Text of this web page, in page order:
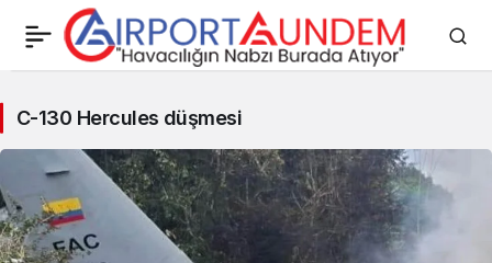
130
Hercules
düşmesi
C-130 Hercules düşmesi